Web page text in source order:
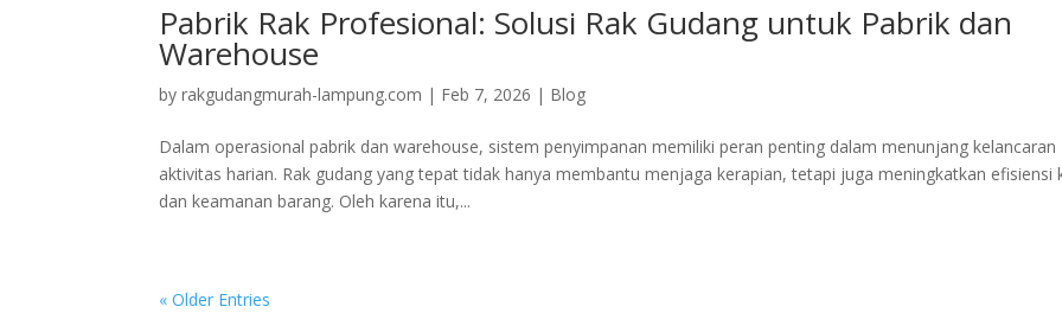
Pabrik Rak Profesional: Solusi Rak Gudang untuk Pabrik dan
Warehouse
byrakgudangmurah-lampung.com | Feb 7, 2026 | Blog
Dalam operasional pabrik dan warehouse, sistem penyimpanan memiliki peran penting dalam menunjang kelancaran
aktivitas harian. Rak gudang yang tepat tidak hanya membantu menjaga kerapian, tetapi juga meningkatkan efisiensi
dan keamanan barang. Oleh karena itu,...
« Older Entries